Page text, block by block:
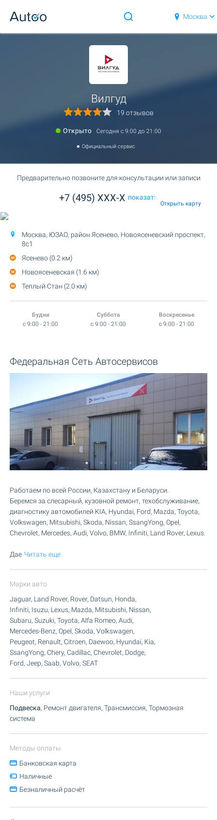
Москва
Вилгуд
19 отзывов
Открыто Сегодня c 9:00 до 21:00
Официальный сервис
Предварительно позвоните для консультации или записи
+7 (495) XXX-X показать
Открыть карту
Москва, ЮЗАО, район Ясенево, Новоясеневский проспект,
8с1
Ясенево (0.2 км)
Новоясеневская (1.6 км)
Теплый Стан (2.0 км)
Будни
c 9:00 - 21:00
Суббота
c 9:00 - 21:00
Воскресенье
c 9:00 - 21:00
Федеральная Сеть Автосервисов
Работаем по всей России, Казахстану и Беларуси.
Беремся за слесарный, кузовной ремонт, техобслуживание,
диагностику автомобилей KIA, Hyundai, Ford, Mazda, Toyota,
Volkswagen, Mitsubishi, Skoda, Nissan, SsangYong, Opel,
Chevrolet, Mercedes, Audi, Volvo, BMW, Infiniti, Land Rover, Lexus.
Дае Читать еще
Марки авто
Jaguar, Land Rover, Rover, Datsun, Honda,
Infiniti, Isuzu, Lexus, Mazda, Mitsubishi, Nissan,
Subaru, Suzuki, Toyota, Alfa Romeo, Audi,
Mercedes-Benz, Opel, Skoda, Volkswagen,
Peugeot, Renault, Citroen, Daewoo, Hyundai, Kia,
SsangYong, Chery, Cadillac, Chevrolet, Dodge,
Ford, Jeep, Saab, Volvo, SEAT
Наши услуги
Подвеска, Ремонт двигателя, Трансмиссия, Тормозная
система
Методы оплаты
Банковская карта
Наличные
Безналичный расчёт